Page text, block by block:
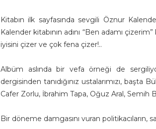
Kitabın ilk sayfasında sevgili Öznur
Kalender kitabının adını “Ben adamı
iyisini çizer ve çok fena çizer!..
Albüm aslında bir vefa örneği de
dergisinden tanıdığınız ustalarımızı,
Cafer Zorlu, İbrahim Tapa, Oğuz Aral, Semih
Bir döneme damgasını vuran politikacıların,